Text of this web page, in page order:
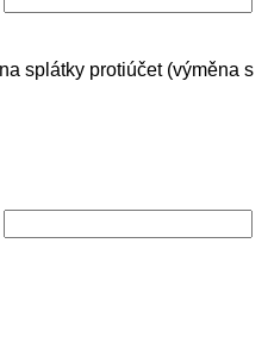
na splátky protiúčet (výměna s